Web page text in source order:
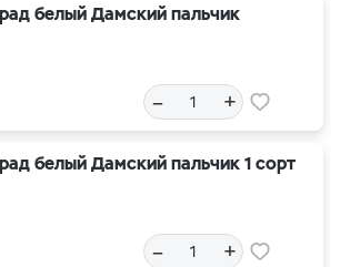
белый Дамский пальчик
– +
белый Дамский пальчик 1 сорт
– +